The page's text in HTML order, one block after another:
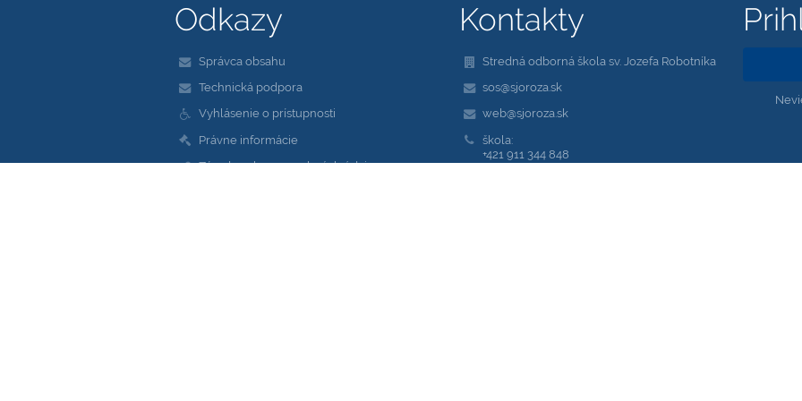
Odkazy
Správca obsahu
Technická podpora
Vyhlásenie o prístupnosti
Právne informácie
Zásady ochrany osobných údajov
Kontakty
Stredná odborná škola sv. Jozefa Robotníka
sos@sjoroza.sk
web@sjoroza.sk
škola:
+421 911 344 848